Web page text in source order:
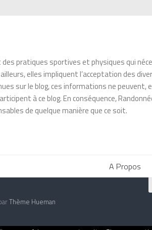
pratiques sportives et physiques qui
elles impliquent l’acceptation des
sur le blog, ces informations ne
à ce blog. En conséquence,
de quelque manière que ce soit.
A Propos
Thème Hueman